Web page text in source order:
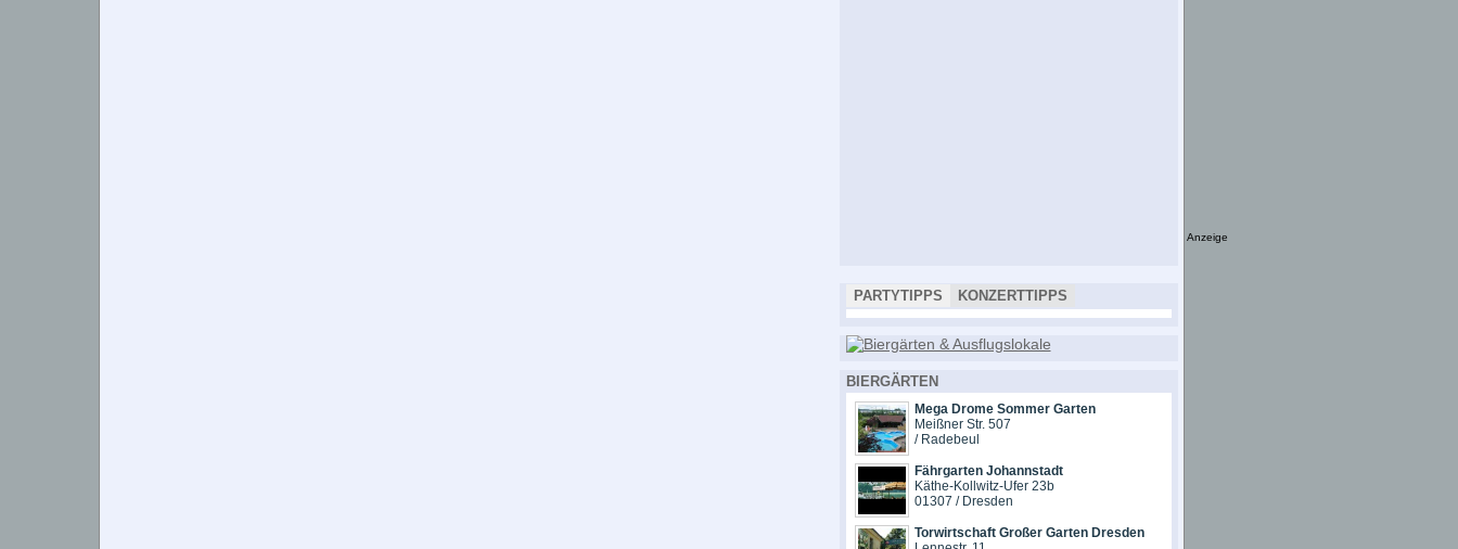
PARTYTIPPS KONZERTTIPPS
BIERGÄRTEN
Mega Drome Sommer Garten
Meißner Str. 507
/ Radebeul
Fährgarten Johannstadt
Käthe-Kollwitz-Ufer 23b
01307 / Dresden
Torwirtschaft Großer Garten Dresden
Anzeige